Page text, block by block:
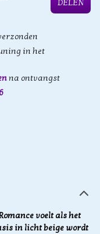
DELEN
in het
na ontvangst
voelt als het
in licht beige wordt